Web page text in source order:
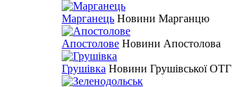
Марганець Новини Марганцю
Апостолове Новини Апостолова
Грушівка Новини Грушівської ОТГ